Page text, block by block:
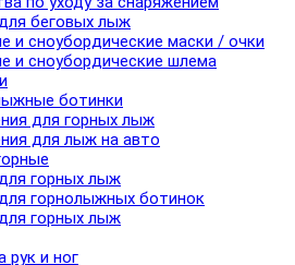
беговых лыж
и сноубордические маски / очки
и сноубордические шлема
ботинки
для горных лыж
для лыж на авто
горных лыж
горнолыжных ботинок
горных лыж
рук и ног